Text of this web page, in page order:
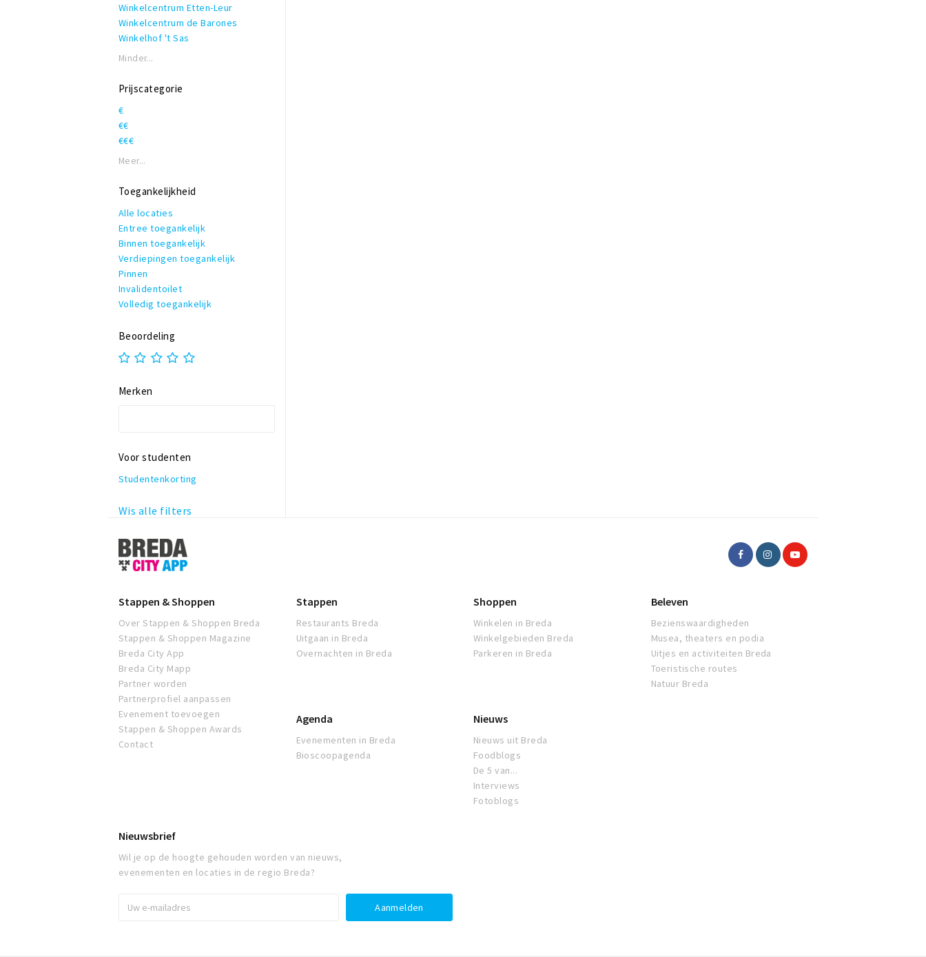
Winkelcentrum Etten-Leur
Winkelcentrum de Barones
Winkelhof 't Sas
Minder...
Prijscategorie
€
€€
€€€
Meer...
Toegankelijkheid
Alle locaties
Entree toegankelijk
Binnen toegankelijk
Verdiepingen toegankelijk
Pinnen
Invalidentoilet
Volledig toegankelijk
Beoordeling
Merken
Voor studenten
Studentenkorting
Wis alle filters
Stappen
&
Shoppen
Stappen & Shoppen
Over Stappen & Shoppen Breda
Stappen & Shoppen Magazine
Breda City App
Breda City Mapp
Partner worden
Partnerprofiel aanpassen
Evenement toevoegen
Stappen & Shoppen Awards
Contact
Stappen
Restaurants Breda
Uitgaan in Breda
Overnachten in Breda
Shoppen
Winkelen in Breda
Winkelgebieden Breda
Parkeren in Breda
Beleven
Bezienswaardigheden
Musea, theaters en podia
Uitjes en activiteiten Breda
Toeristische routes
Natuur Breda
Agenda
Evenementen in Breda
Bioscoopagenda
Nieuws
Nieuws uit Breda
Foodblogs
De 5 van...
Interviews
Fotoblogs
Nieuwsbrief
Wil je op de hoogte gehouden worden van nieuws,
evenementen en locaties in de regio Breda?